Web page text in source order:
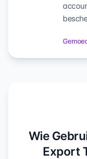
Wie
Export